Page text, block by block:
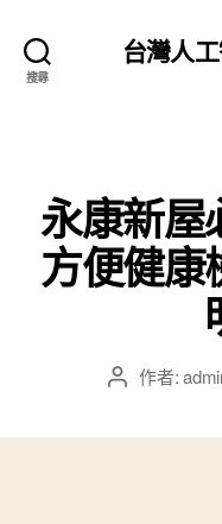
搜尋
台灣人
永康新屋
方便健康
文 作者: